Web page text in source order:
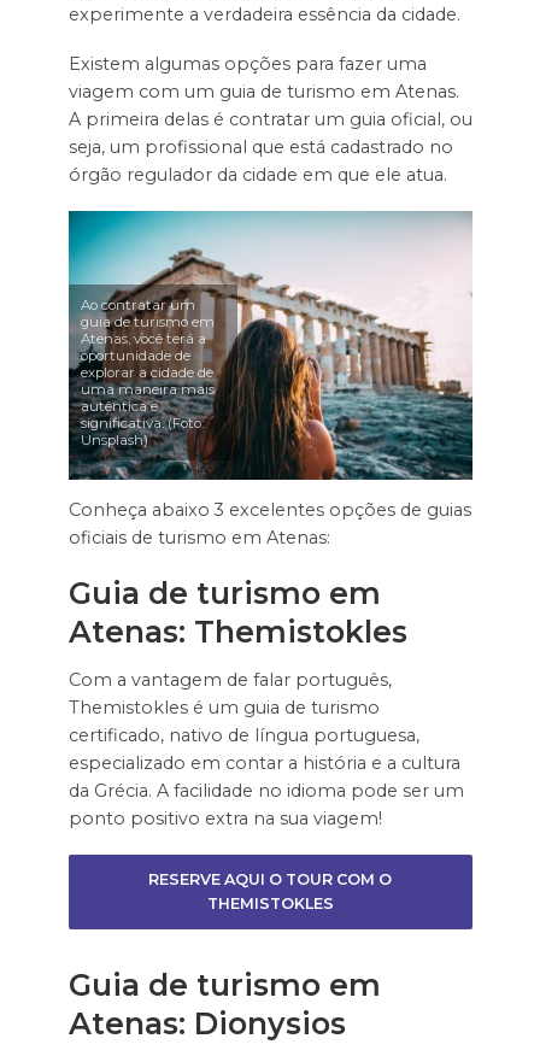
experimente a verdadeira essência da cidade.
Existem algumas opções para fazer uma
viagem com um guia de turismo em Atenas.
A primeira delas é contratar um guia oficial, ou
seja, um profissional que está cadastrado no
órgão regulador da cidade em que ele atua.
Ao contratar um
guia de turismo em
Atenas, você terá a
oportunidade de
explorar a cidade de
uma maneira mais
autêntica e
significativa. (Foto:
Unsplash)
Conheça abaixo 3 excelentes opções de guias
oficiais de turismo em Atenas:
Guia de turismo em
Atenas: Themistokles
Com a vantagem de falar português,
Themistokles é um guia de turismo
certificado, nativo de língua portuguesa,
especializado em contar a história e a cultura
da Grécia. A facilidade no idioma pode ser um
ponto positivo extra na sua viagem!
RESERVE AQUI O TOUR COM O
THEMISTOKLES
Guia de turismo em
Atenas: Dionysios